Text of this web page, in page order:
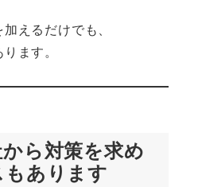
えるだけでも、
ます。
ら対策を求め
あります